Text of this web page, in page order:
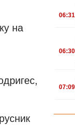
на
.06:31
.06:30
.07:09